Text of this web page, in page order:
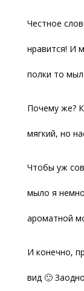
Честное
нравится! И
полки то
Почему же?
мягкий, но
Чтобы уж
мыло я
ароматной
И конечно,
вид 🙂